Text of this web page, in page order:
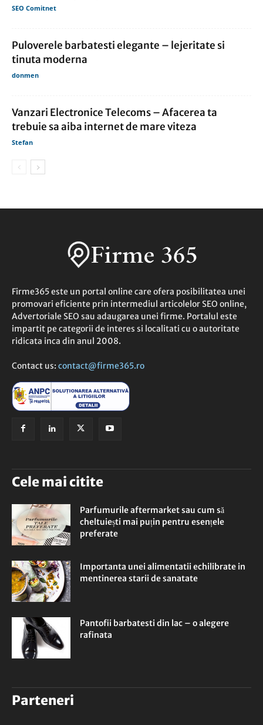
SEO Comitnet
Puloverele barbatesti elegante – lejeritate si
tinuta moderna
donmen
Vanzari Electronice Telecoms – Afacerea ta
trebuie sa aiba internet de mare viteza
Stefan
Firme365 este un portal online care ofera posibilitatea unei
promovari eficiente prin intermediul articolelor SEO online,
Advertoriale SEO sau adaugarea unei firme. Portalul este
impartit pe categorii de interes si localitati cu o autoritate
ridicata inca din anul 2008.
Contact us: contact@firme365.ro
Cele mai citite
Parfumurile aftermarket sau cum să
cheltuiești mai puțin pentru esențele
preferate
Importanta unei alimentatii echilibrate in
mentinerea starii de sanatate
Pantofii barbatesti din lac – o alegere
rafinata
Parteneri